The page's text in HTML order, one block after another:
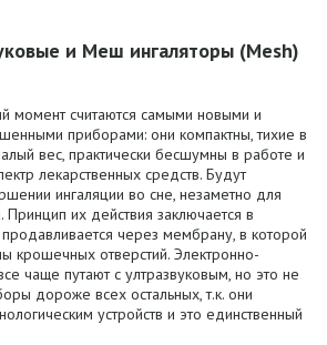
и Меш ингаляторы (Mesh)
момент считаются самыми новыми и
приборами: они компактны, тихие в
вес, практически бесшумны в работе и
лекарственных средств. Будут
ингаляции во сне, незаметно для
их действия заключается в
через мембрану, в которой
крошечных отверстий. Электронно-
чаще путают с ултразвуковым, но это не
дороже всех остальных, т.к. они
устройств и это единственный